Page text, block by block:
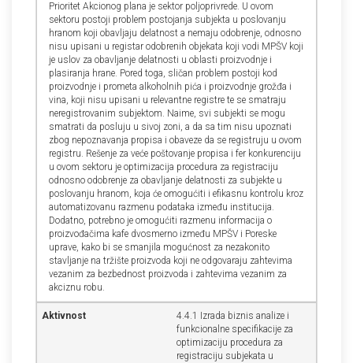
Prioritet Akcionog plana je sektor polјoprivrede. U ovom
sektoru postoji problem postojanja subjekta u poslovanju
hranom koji obavlјaju delatnost a nemaju odobrenje, odnosno
nisu upisani u registar odobrenih objekata koji vodi MPŠV koji
je uslov za obavlјanje delatnosti u oblasti proizvodnje i
plasiranja hrane. Pored toga, sličan problem postoji kod
proizvodnje i prometa alkoholnih pića i proizvodnje grožđa i
vina, koji nisu upisani u relevantne registre te se smatraju
neregistrovanim subjektom. Naime, svi subjekti se mogu
smatrati da posluju u sivoj zoni, a da sa tim nisu upoznati
zbog nepoznavanja propisa i obaveze da se registruju u ovom
registru. Rešenje za veće poštovanje propisa i fer konkurenciju
u ovom sektoru je optimizacija procedura za registraciju
odnosno odobrenje za obavlјanje delatnosti za subjekte u
poslovanju hranom, koja će omogućiti i efikasnu kontrolu kroz
automatizovanu razmenu podataka između institucija.
Dodatno, potrebno je omogućiti razmenu informacija o
proizvođačima kafe dvosmerno između MPŠV i Poreske
uprave, kako bi se smanjila mogućnost za nezakonito
stavlјanje na tržište proizvoda koji ne odgovaraju zahtevima
vezanim za bezbednost proizvoda i zahtevima vezanim za
akciznu robu.
4.4.1 Izrada biznis analize i
funkcionalne specifikacije za
optimizaciju procedura za
registraciju subjekata u